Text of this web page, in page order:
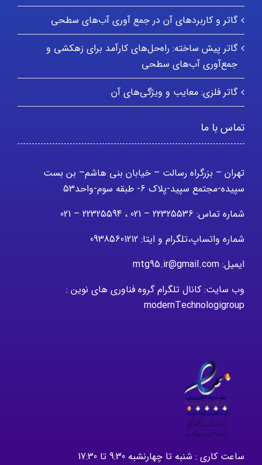
گاتر و کاربردهای آن در جمع آوری آب‌های سطحی
گاتر پیش ساخته: راه‌حل‌های کارآمد برای زهکشی و
جمع‌آوری آب‌های سطحی
گاتر فلزی: معایب و ویژگی‌های آن
تماس با ما
تهران – بزرگراه رسالت – خیابان بنی هاشم– بن بست
سپیده-مجتمع سپید-پلاک 6- طبقه سوم-واحد53
شماره تماس: 22325536 – 021 ، 22325594 – 021
شماره واتساپ،تلگرام و ایتا: 09385601212
ایمیل: mtg95.ir@gmail.com
وب سایت: کانال تلگرام گروه فناوری های نوین :
modernTechnologigroup
ساعت کاری : شنبه تا چهارنشبه 9:30 تا 17:30